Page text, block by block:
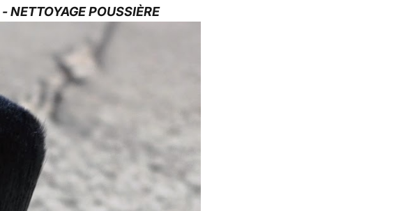
- NETTOYAGE POUSSIÈRE